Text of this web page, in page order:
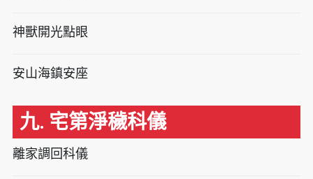
神獸開光點眼
安山海鎮安座
九. 宅第淨穢科儀
離家調回科儀